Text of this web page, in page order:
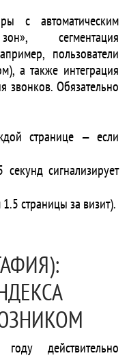
с автоматическим
сегментация
пользователи
а также интеграция
звонков. Обязательно
странице — если
сигнализирует
страницы за визит).
действительно